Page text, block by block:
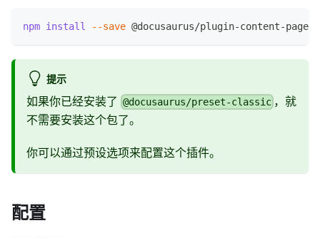
npm install --save @docusaurus/plugin-content-pages
提示
如果你已经安装了 @docusaurus/preset-classic ，就
不需要安装这个包了。
你可以通过预设选项来配置这个插件。
配置